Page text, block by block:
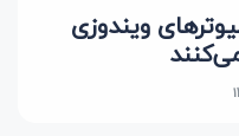
کامپیوترهای ویندوزی